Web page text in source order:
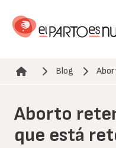
contenido
Ruta de navegación
Blog
Aborto
que está